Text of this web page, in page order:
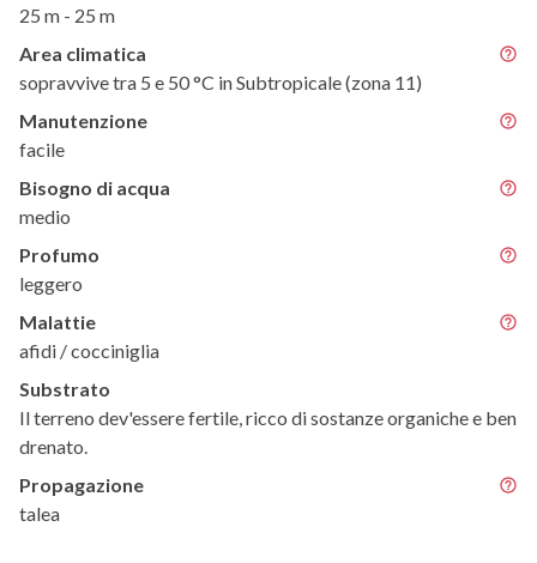
25 m - 25 m
Area climatica
sopravvive tra 5 e 50 °C in Subtropicale (zona 11)
Manutenzione
facile
Bisogno di acqua
medio
Profumo
leggero
Malattie
afidi / cocciniglia
Substrato
Il terreno dev'essere fertile, ricco di sostanze organiche e ben
drenato.
Propagazione
talea